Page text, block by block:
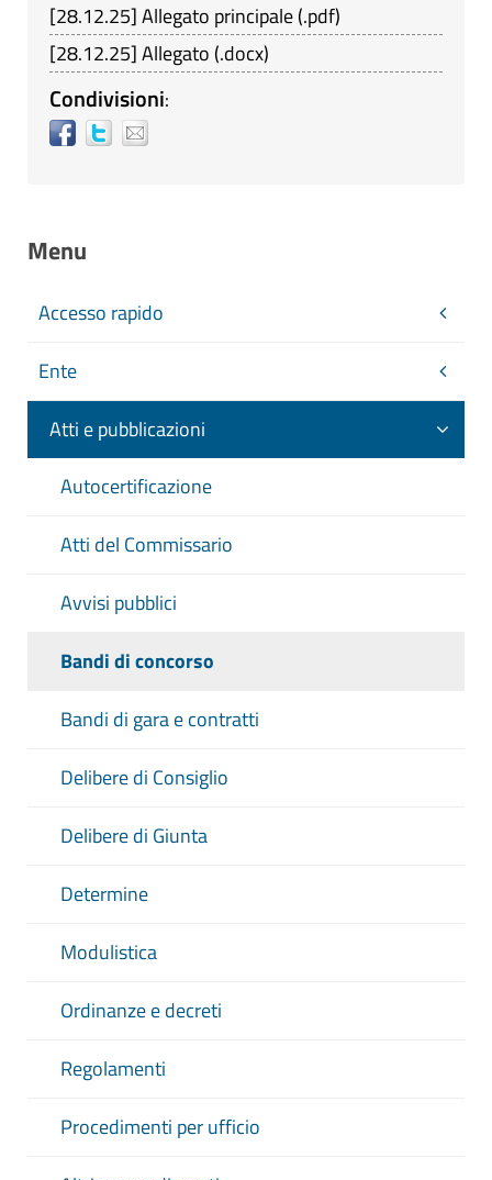
[28.12.25]Allegato principale(.pdf)
[28.12.25]Allegato (.docx)
Condivisioni:
Menu
Accesso rapido
Ente
Atti e pubblicazioni
Autocertificazione
Atti del Commissario
Avvisi pubblici
Bandi di concorso
Bandi di gara e contratti
Delibere di Consiglio
Delibere di Giunta
Determine
Modulistica
Ordinanze e decreti
Regolamenti
Procedimenti per ufficio